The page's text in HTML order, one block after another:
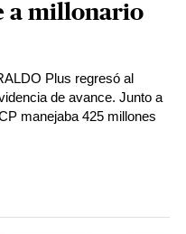
a millonario
Plus regresó al
de avance. Junto a
manejaba 425 millones